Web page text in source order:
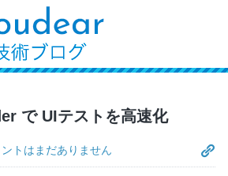
で UIテストを高速化
ントはまだありません